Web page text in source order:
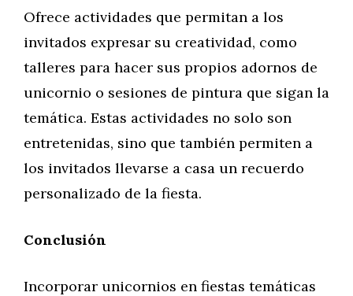
Ofrece actividades que permitan a los
invitados expresar su creatividad, como
talleres para hacer sus propios adornos de
unicornio o sesiones de pintura que sigan la
temática. Estas actividades no solo son
entretenidas, sino que también permiten a
los invitados llevarse a casa un recuerdo
personalizado de la fiesta.
Conclusión
Incorporar unicornios en fiestas temáticas